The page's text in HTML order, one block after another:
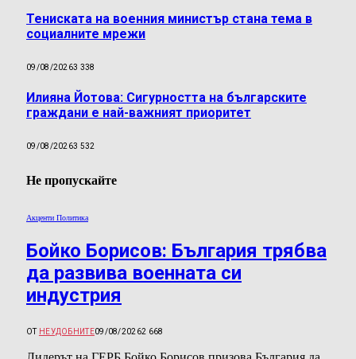
Тениската на военния министър стана тема в
социалните мрежи
09/08/20263 338
Илияна Йотова: Сигурността на българските
граждани е най-важният приоритет
09/08/20263 532
Не пропускайте
Акценти Политика
Бойко Борисов: България трябва
да развива военната си
индустрия
ОТ НЕУДОБНИТЕ09/08/20262 668